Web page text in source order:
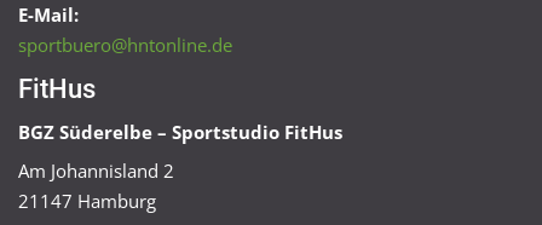
E-Mail:
sportbuero@hntonline.de
FitHus
BGZ Süderelbe – Sportstudio FitHus
Am Johannisland 2
21147 Hamburg